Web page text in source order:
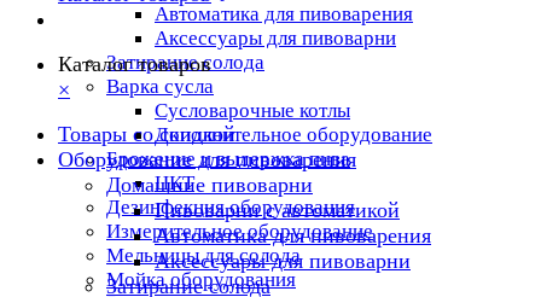
Автоматика для пивоварения
Аксессуары для пивоварни
Затирание солода
Варка сусла
Cусловарочные котлы
Дополнительное оборудование
Брожение и выдержка пива
ЦКТ
Дезинфекция оборудования
Измерительное оборудование
Мельницы для солода
Мойка оборудования
Каталог товаров
×
Товары со скидкой
Оборудование для пивоварения
Домашние пивоварни
Пивоварни с автоматикой
Автоматика для пивоварения
Аксессуары для пивоварни
Затирание солода